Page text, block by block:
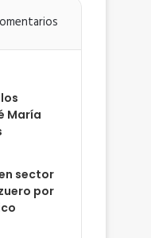
María
sector
por